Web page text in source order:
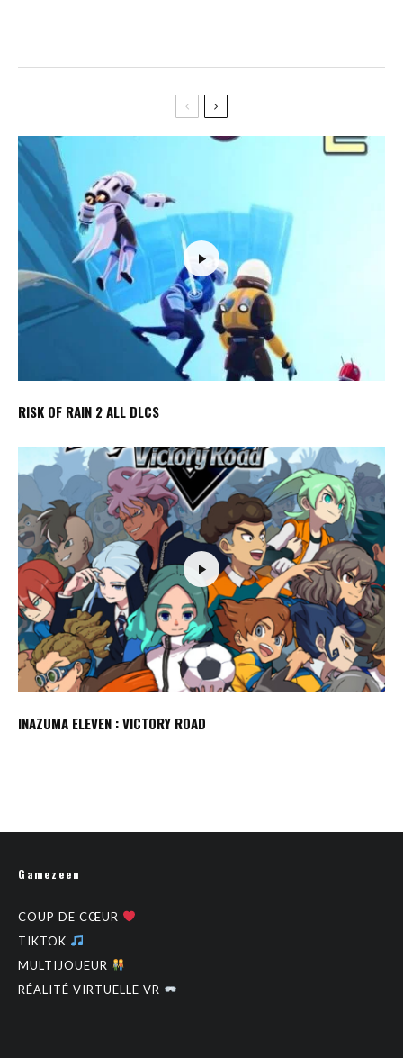
RISK OF RAIN 2 ALL DLCS
INAZUMA ELEVEN : VICTORY ROAD
Gamezeen
COUP DE CŒUR
TIKTOK
MULTIJOUEUR
RÉALITÉ VIRTUELLE VR